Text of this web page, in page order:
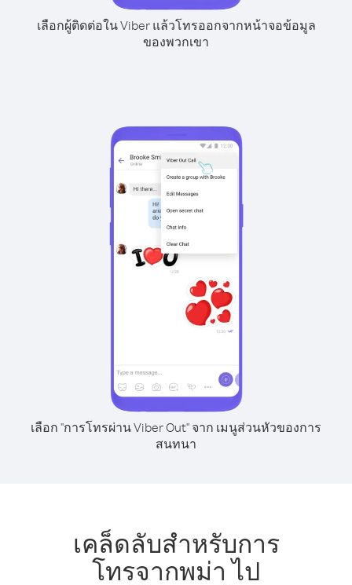
เลือกผู้ติดต่อใน Viber แล้วโทรออกจากหน้าจอข้อมูล
ของพวกเขา
เลือก "การโทรผ่าน Viber Out" จาก เมนูส่วนหัวของการ
สนทนา
เคล็ดลับสำหรับการ
โทรจากพม่า ไป